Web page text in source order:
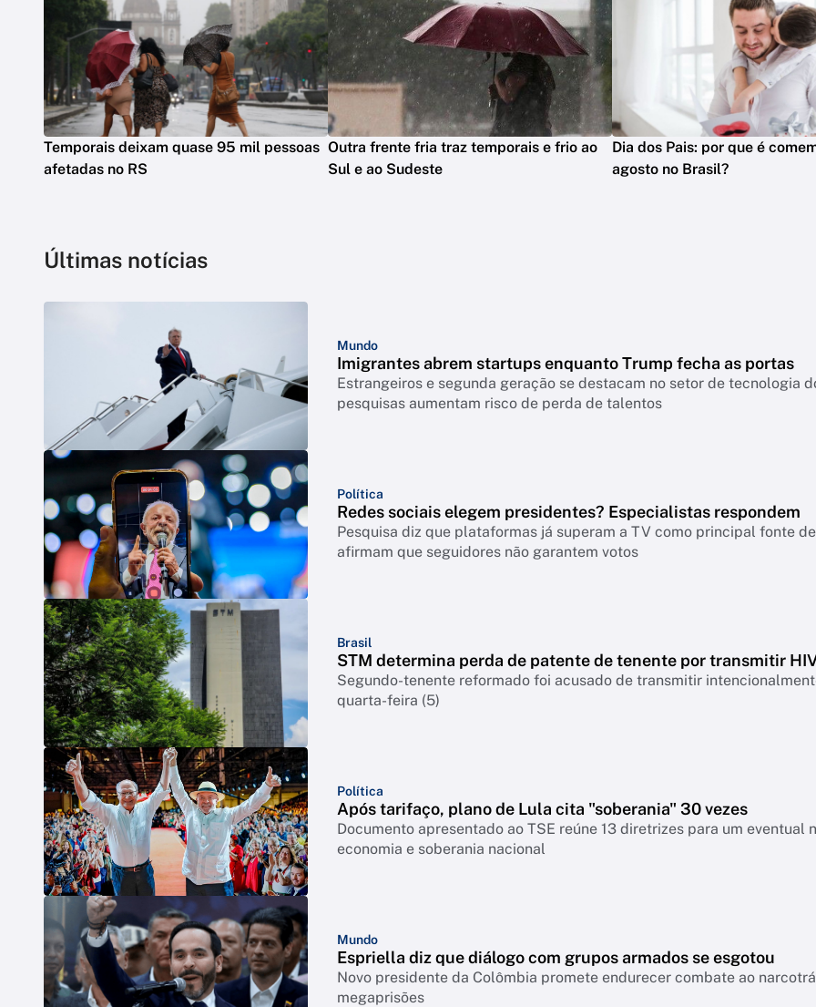
Temporais deixam quase 95 mil pessoas
afetadas no RS
Outra frente fria traz temporais e frio ao
Sul e ao Sudeste
Dia dos Pais: por que é
agosto no Brasil?
Últimas notícias
Mundo
Imigrantes abrem startups enquanto Trump fecha as portas
Estrangeiros e segunda geração se destacam no setor de tecnologia
pesquisas aumentam risco de perda de talentos
Política
Redes sociais elegem presidentes? Especialistas respondem
Pesquisa diz que plataformas já superam a TV como principal fonte
afirmam que seguidores não garantem votos
Brasil
STM determina perda de patente de tenente por transmitir
Segundo-tenente reformado foi acusado de transmitir
quarta-feira (5)
Política
Após tarifaço, plano de Lula cita "soberania" 30 vezes
Documento apresentado ao TSE reúne 13 diretrizes para um
economia e soberania nacional
Mundo
Espriella diz que diálogo com grupos armados se esgotou
Novo presidente da Colômbia promete endurecer combate ao
megaprisões